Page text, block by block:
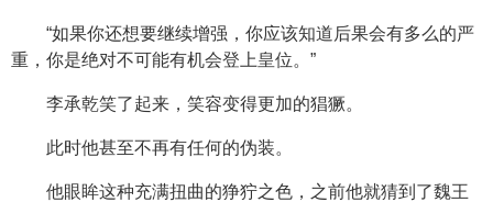
“如果你还想要继续增强，你应该知道后果会有多么的严
重，你是绝对不可能有机会登上皇位。”
李承乾笑了起来，笑容变得更加的猖獗。
此时他甚至不再有任何的伪装。
他眼眸这种充满扭曲的狰狞之色，之前他就猜到了魏王